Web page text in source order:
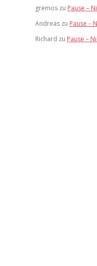
gremos zu Pause –
Andreas zu Pause –
Richard zu Pause –